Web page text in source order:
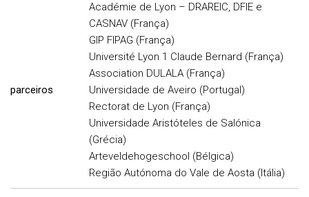
parceiros
Académie de Lyon – DRAREIC, DFIE e
CASNAV (França)
GIP FIPAG (França)
Université Lyon 1 Claude Bernard (França)
Association DULALA (França)
Universidade de Aveiro (Portugal)
Rectorat de Lyon (França)
Universidade Aristóteles de Salónica
(Grécia)
Arteveldehogeschool (Bélgica)
Região Autónoma do Vale de Aosta (Itália)